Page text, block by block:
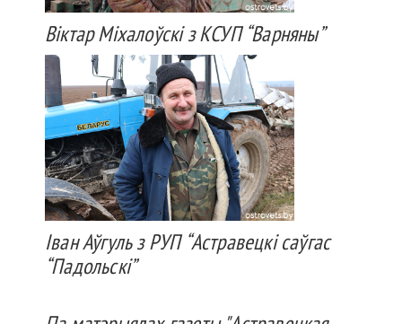
Віктар Міхалоўскі з КСУП “Варняны”
Іван Аўгуль з РУП “Астравецкі саўгас
“Падольскі”